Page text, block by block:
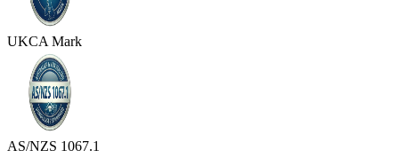
UKCA Mark
AS/NZS 1067.1